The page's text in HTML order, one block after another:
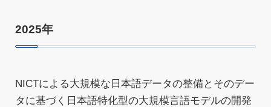
2025年
NICTによる大規模な日本語データの整備とそのデー
タに基づく日本語特化型の大規模言語モデルの開発